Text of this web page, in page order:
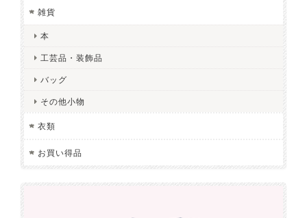
雑貨
本
工芸品・装飾品
バッグ
その他小物
衣類
お買い得品